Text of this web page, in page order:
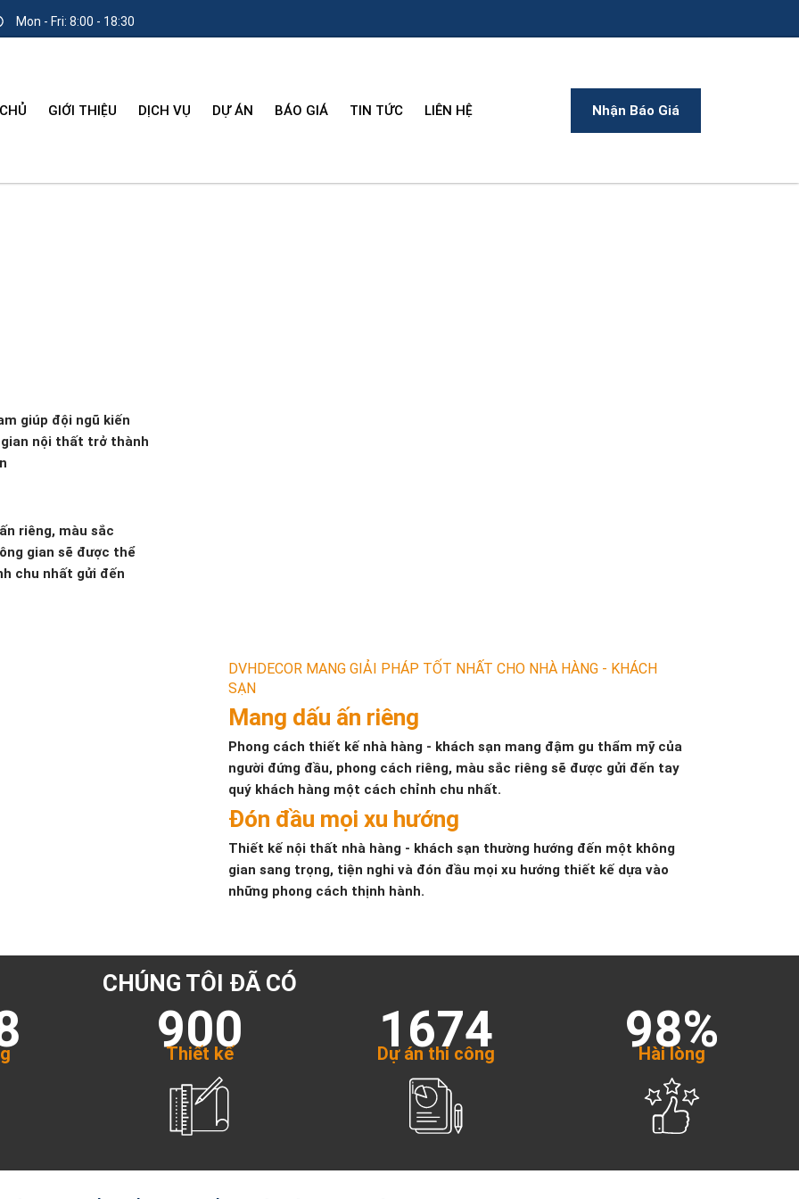
Mon - Fri: 8:00 - 18:30
GIỚI THIỆU DỊCH VỤ DỰ ÁN BÁO GIÁ TIN TỨC LIÊN HỆ Nhận Báo Giá
giúp đội ngũ kiến
nội thất trở thành
riêng, màu sắc
gian sẽ được thể
chu nhất gửi đến
DVHDECOR MANG GIẢI PHÁP TỐT NHẤT CHO NHÀ HÀNG - KHÁCH
SẠN
Mang dấu ấn riêng
Phong cách thiết kế nhà hàng - khách sạn mang đậm gu thẩm mỹ của
người đứng đầu, phong cách riêng, màu sắc riêng sẽ được gửi đến tay
quý khách hàng một cách chỉnh chu nhất.
Đón đầu mọi xu hướng
Thiết kế nội thất nhà hàng - khách sạn thường hướng đến một không
gian sang trọng, tiện nghi và đón đầu mọi xu hướng thiết kế dựa vào
những phong cách thịnh hành.
CHÚNG TÔI ĐÃ CÓ
900
Thiết kế 1674
Dự án thi công 98%
Hài lòng